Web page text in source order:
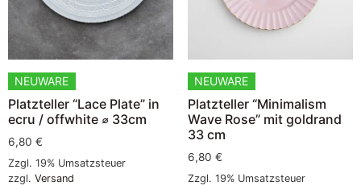
NEUWARE
Platzteller “Lace Plate” in
ecru / offwhite ⌀ 33cm
6,80 €
Zzgl. 19% Umsatzsteuer
zzgl. Versand
NEUWARE
Platzteller “Minimalism
Wave Rose” mit goldrand
33 cm
6,80 €
Zzgl. 19% Umsatzsteuer